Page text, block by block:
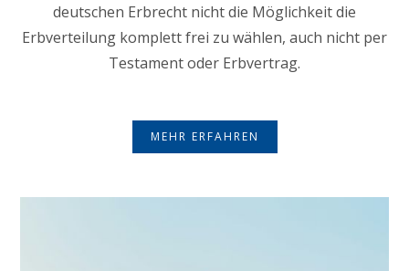
deutschen Erbrecht nicht die Möglichkeit die
Erbverteilung komplett frei zu wählen, auch nicht per
Testament oder Erbvertrag.
MEHR ERFAHREN